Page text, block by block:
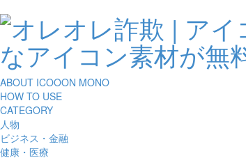
ABOUT ICOOON MONO
HOW TO USE
CATEGORY
人物
ビジネス・金融
健康・医療